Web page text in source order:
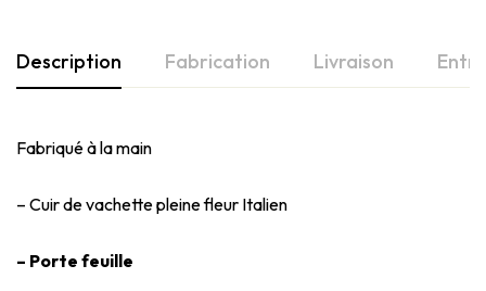
Description Fabrication Livraison
Fabriqué à la main
– Cuir de vachette pleine fleur Italien
– Porte feuille